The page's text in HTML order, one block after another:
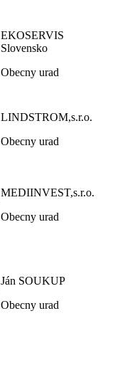
EKOSERVIS
Slovensko
Obecny urad
LINDSTROM,s.r.o.
Obecny urad
MEDIINVEST,s.r.o.
Obecny urad
Ján SOUKUP
Obecny urad